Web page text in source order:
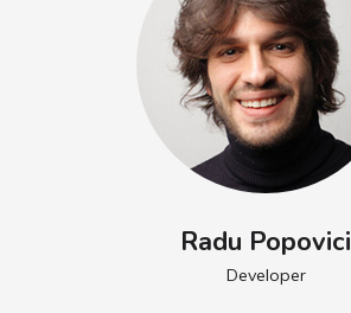
Radu Popovici
Developer